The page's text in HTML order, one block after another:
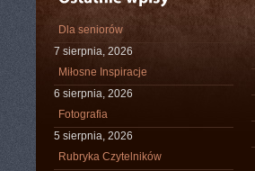
Dla seniorów
7 sierpnia, 2026
Miłosne Inspiracje
6 sierpnia, 2026
Fotografia
5 sierpnia, 2026
Rubryka Czytelników